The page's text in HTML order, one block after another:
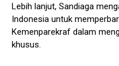
Lebih lanjut, Sandiaga
Indonesia untuk
Kemenparekraf dalam
khusus.